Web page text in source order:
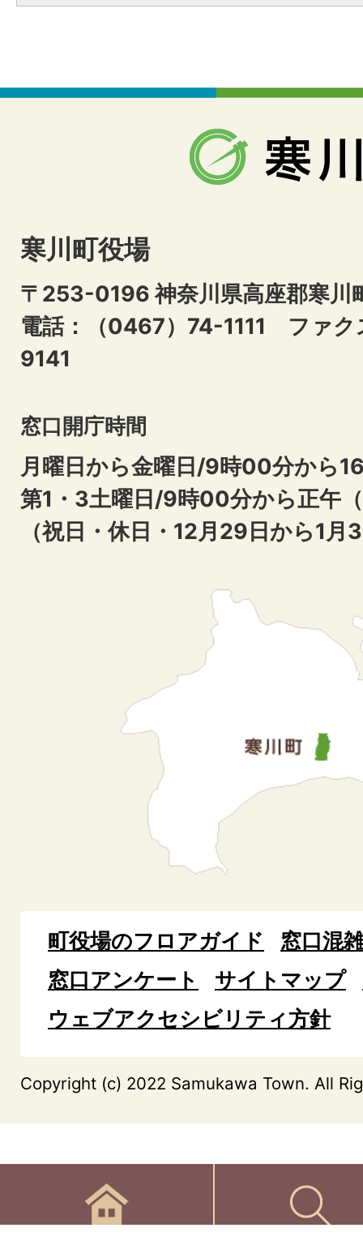
寒川町役場
〒253-0196 神奈川県高座郡寒川
電話：（0467）74-1111 ファ
9141
窓口開庁時間
月曜日から金曜日/9時00分から
第1・3土曜日/9時00分から正午
（祝日・休日・12月29日から1月
町役場のフロアガイド
窓口混
窓口アンケート
サイトマップ
ウェブアクセシビリティ方針
Copyright (c) 2022 Samukawa Town. All